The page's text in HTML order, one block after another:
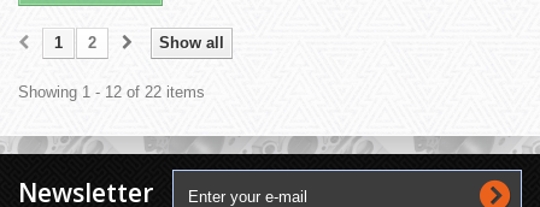
Show all
1 2
Showing 1 - 12 of 22 items
Newsletter